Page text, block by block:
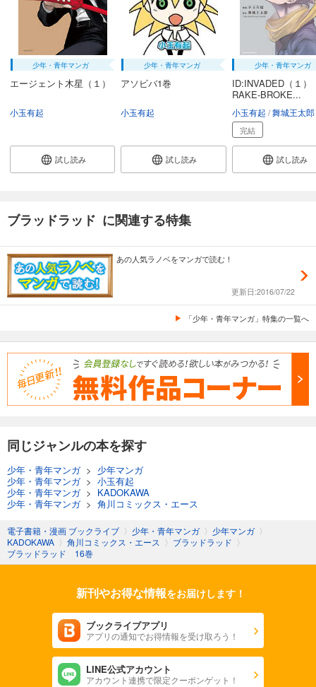
少年・青年マンガ
エージェント木星（１）
小玉有起
試し読み
少年・青年マンガ
アソビバ1巻
小玉有起
試し読み
少年・青年マンガ
ID:INVADED（１
RAKE-BROKE...
小玉有起 舞城王太郎
完結
試し読み
ブラッドラッド に関連する特集
あの人気ラノベをマンガで読む！
更新日:2016/07/22
「少年・青年マンガ」特集の一覧へ
同じジャンルの本を探す
少年・青年マンガ> 少年マンガ
少年・青年マンガ> 小玉有起
少年・青年マンガ> KADOKAWA
少年・青年マンガ> 角川コミックス・エース
電子書籍・漫画 ブックライブ 〉 少年・青年マンガ 〉 少年マンガ 〉
KADOKAWA 〉 角川コミックス・エース 〉 ブラッドラッド 〉
ブラッドラッド 16巻
新刊やお得な情報をお届けします！
ブックライブアプリ
アプリの通知でお得情報を受け取ろう！
LINE公式アカウント
アカウント連携で限定クーポンゲット！